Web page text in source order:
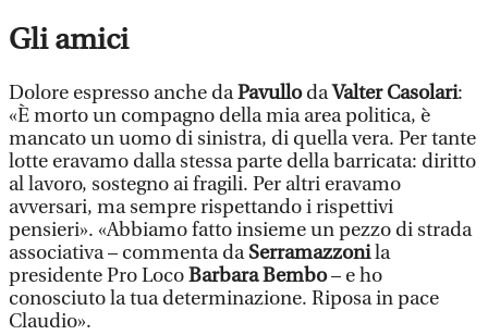
Gli amici
Dolore espresso anche daPavullodaValter Casolari:
«È morto un compagno della mia area politica, è
mancato un uomo di sinistra, di quella vera. Per tante
lotte eravamo dalla stessa parte della barricata: diritto
al lavoro, sostegno ai fragili. Per altri eravamo
avversari, ma sempre rispettando i rispettivi
pensieri». «Abbiamo fatto insieme un pezzo di strada
associativa – commenta daSerramazzonila
presidente Pro LocoBarbara Bembo– e ho
conosciuto la tua determinazione. Riposa in pace
Claudio».